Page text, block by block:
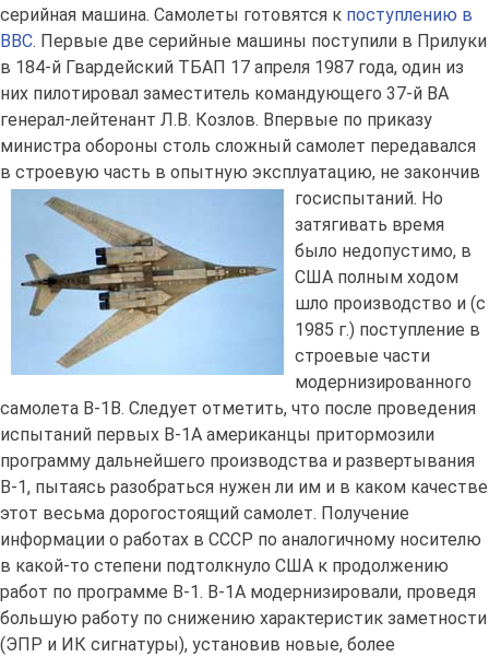
серийная машина. Самолеты готовятся к поступлению в
ВВС. Первые две серийные машины поступили в Прилуки
в 184-й Гвардейский ТБАП 17 апреля 1987 года, один из
них пилотировал заместитель командующего 37-й ВА
генерал-лейтенант Л.В. Козлов. Впервые по приказу
министра обороны столь сложный самолет передавался
в строевую часть в опытную эксплуатацию, не закончив
госиспытаний. Но
затягивать время
было недопустимо, в
США полным ходом
шло производство и (с
1985 г.) поступление в
строевые части
модернизированного
самолета В-1В. Следует отметить, что после проведения
испытаний первых В-1А американцы притормозили
программу дальнейшего производства и развертывания
В-1, пытаясь разобраться нужен ли им и в каком качестве
этот весьма дорогостоящий самолет. Получение
информации о работах в СССР по аналогичному носителю
в какой-то степени подтолкнуло США к продолжению
работ по программе В-1. В-1А модернизировали, проведя
большую работу по снижению характеристик заметности
(ЭПР и ИК сигнатуры), установив новые, более